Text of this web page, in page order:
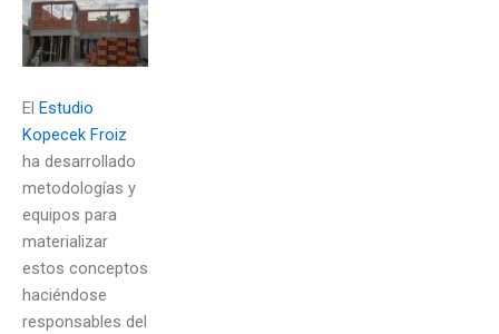
El Estudio
Kopecek Froiz
ha desarrollado
metodologías y
equipos para
materializar
estos conceptos
haciéndose
responsables del